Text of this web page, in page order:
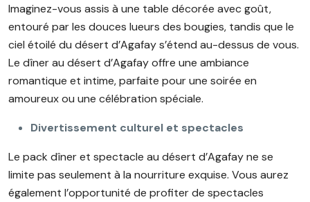
Imaginez-vous assis à une table décorée avec goût,
entouré par les douces lueurs des bougies, tandis que le
ciel étoilé du désert d’Agafay s’étend au-dessus de vous.
Le dîner au désert d’Agafay offre une ambiance
romantique et intime, parfaite pour une soirée en
amoureux ou une célébration spéciale.
Divertissement culturel et spectacles
Le pack dîner et spectacle au désert d’Agafay ne se
limite pas seulement à la nourriture exquise. Vous aurez
également l’opportunité de profiter de spectacles